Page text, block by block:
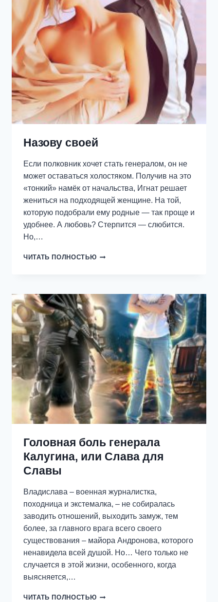
Назову своей
Если полковник хочет стать генералом, он не
может оставаться холостяком. Получив на это
«тонкий» намёк от начальства, Игнат решает
жениться на подходящей женщине. На той,
которую подобрали ему родные — так проще и
удобнее. А любовь? Стерпится — слюбится.
Но,…
ЧИТАТЬ ПОЛНОСТЬЮ НАЗОВУ
Головная боль генерала
Калугина, или Слава для
Славы
Владислава – военная журналистка,
походница и экстемалка, – не собиралась
заводить отношений, выходить замуж, тем
более, за главного врага всего своего
существования – майора Андронова, которого
ненавидела всей душой. Но… Чего только не
случается в этой жизни, особенного, когда
выясняется,…
ЧИТАТЬ ПОЛНОСТЬЮ ГОЛОВНАЯ